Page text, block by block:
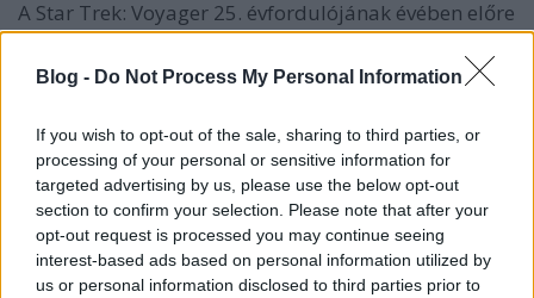
Blog - Do Not Process My Personal Information
If you wish to opt-out of the sale, sharing to third parties, or
processing of your personal or sensitive information for
targeted advertising by us, please use the below opt-out
section to confirm your selection. Please note that after your
opt-out request is processed you may continue seeing
interest-based ads based on personal information utilized by
us or personal information disclosed to third parties prior to
A Star Trek: Voyager 25. évfordulójának évében előre
haladva egyre gyakrabban jelentkeznek az egykori
színészek interjúkkal, virtuális találkozókkal, vagy
éppen podcast projekttel. Cikkünkben a legújabb
készítéséről felidézett emlékeiket és…